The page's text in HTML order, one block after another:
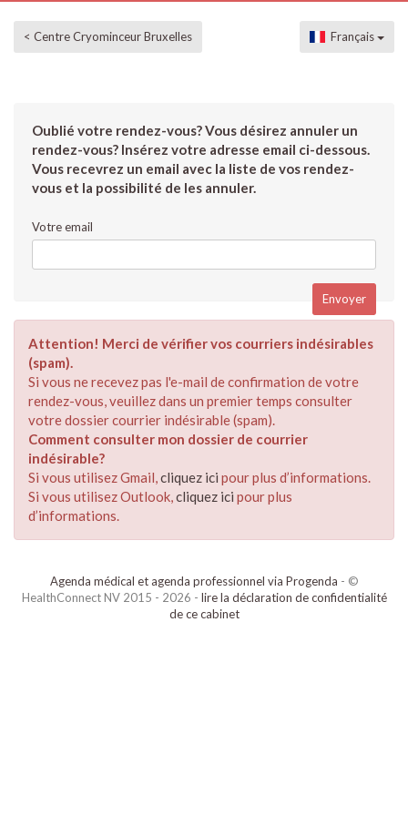
< Centre Cryominceur Bruxelles Français
Oublié votre rendez-vous? Vous désirez annuler un
rendez-vous? Insérez votre adresse email ci-dessous.
Vous recevrez un email avec la liste de vos rendez-
vous et la possibilité de les annuler.
Votre email
Attention! Merci de vérifier vos courriers indésirables
(spam).
Si vous ne recevez pas l'e-mail de confirmation de votre
rendez-vous, veuillez dans un premier temps consulter
votre dossier courrier indésirable (spam).
Comment consulter mon dossier de courrier
indésirable?
Si vous utilisez Gmail,cliquez ici pour plus d’informations.
Si vous utilisez Outlook,cliquez ici pour plus
d’informations.
Agenda médical et agenda professionnel via Progenda - ©
HealthConnect NV 2015 - 2026 - lire la déclaration de confidentialité
de ce cabinet